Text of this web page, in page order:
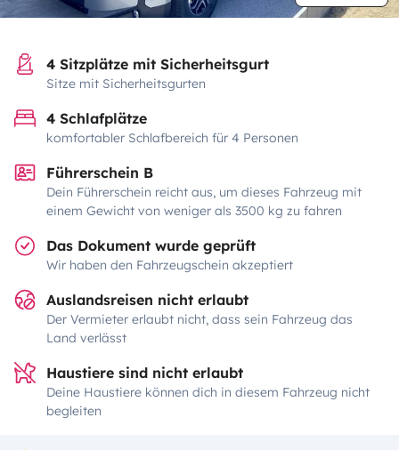
4 Sitzplätze mit Sicherheitsgurt
Sitze mit Sicherheitsgurten
4 Schlafplätze
komfortabler Schlafbereich für 4 Personen
Führerschein B
Dein Führerschein reicht aus, um dieses Fahrzeug mit
einem Gewicht von weniger als 3500 kg zu fahren
Das Dokument wurde geprüft
Wir haben den Fahrzeugschein akzeptiert
Auslandsreisen nicht erlaubt
Der Vermieter erlaubt nicht, dass sein Fahrzeug das
Land verlässt
Haustiere sind nicht erlaubt
Deine Haustiere können dich in diesem Fahrzeug nicht
begleiten